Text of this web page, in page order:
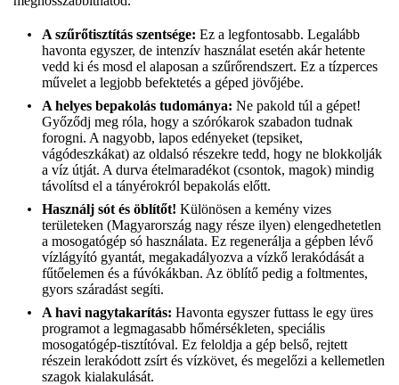
A szűrőtisztítás szentsége: Ez a legfontosabb. Legalább
havonta egyszer, de intenzív használat esetén akár hetente
vedd ki és mosd el alaposan a szűrőrendszert. Ez a tízperces
művelet a legjobb befektetés a géped jövőjébe.
A helyes bepakolás tudománya: Ne pakold túl a gépet!
Győződj meg róla, hogy a szórókarok szabadon tudnak
forogni. A nagyobb, lapos edényeket (tepsiket,
vágódeszkákat) az oldalsó részekre tedd, hogy ne blokkolják
a víz útját. A durva ételmaradékot (csontok, magok) mindig
távolítsd el a tányérokról bepakolás előtt.
Használj sót és öblítőt! Különösen a kemény vizes
területeken (Magyarország nagy része ilyen) elengedhetetlen
a mosogatógép só használata. Ez regenerálja a gépben lévő
vízlágyító gyantát, megakadályozva a vízkő lerakódását a
fűtőelemen és a fúvókákban. Az öblítő pedig a foltmentes,
gyors száradást segíti.
A havi nagytakarítás: Havonta egyszer futtass le egy üres
programot a legmagasabb hőmérsékleten, speciális
mosogatógép-tisztítóval. Ez feloldja a gép belső, rejtett
részein lerakódott zsírt és vízkövet, és megelőzi a kellemetlen
szagok kialakulását.